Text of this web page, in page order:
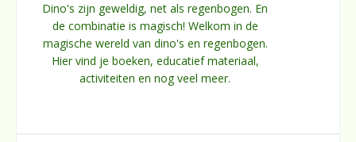
Dino's zijn geweldig, net als regenbogen. En
de combinatie is magisch! Welkom in de
magische wereld van dino's en regenbogen.
Hier vind je boeken, educatief materiaal,
activiteiten en nog veel meer.